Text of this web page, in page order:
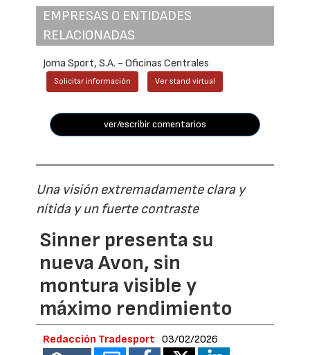
EMPRESAS O ENTIDADES
RELACIONADAS
Joma Sport, S.A. - Oficinas Centrales
Solicitar información Ver stand virtual
ver/escribir comentarios
Una visión extremadamente clara y
nítida y un fuerte contraste
Sinner presenta su
nueva Avon, sin
montura visible y
máximo rendimiento
Redacción Tradesport 03/02/2026